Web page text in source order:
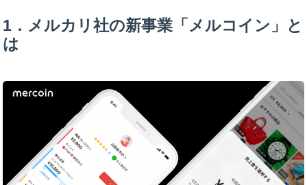
1．メルカリ社の新事業「メルコイン」と
は